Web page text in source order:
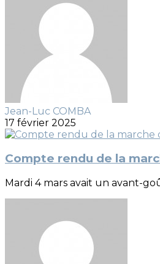
Jean-Luc COMBA
17 février 2025
Compte rendu de la
Mardi 4 mars avait un avant-